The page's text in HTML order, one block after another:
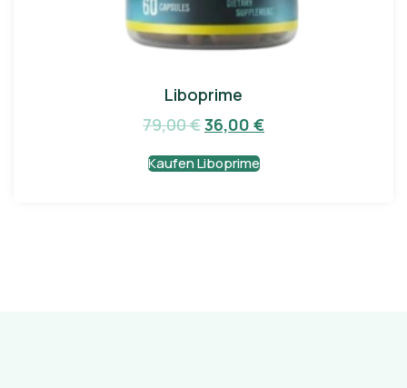
Liboprime
79,00€36,00 €
Kaufen Liboprime